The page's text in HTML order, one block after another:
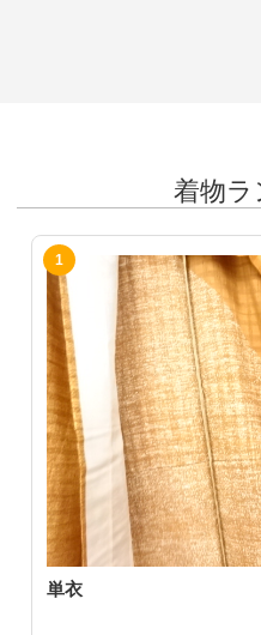
着物
単衣